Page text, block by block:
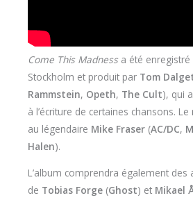
Come This Madnessa été enregistré
Stockholm et produit par Tom
Rammstein, Opeth, The Cult), qui
à l’écriture de certaines chansons.
au légendaire Mike Fraser (AC/DC,
Halen).
L’album comprendra également des
de Tobias Forge (Ghost) et Mikael